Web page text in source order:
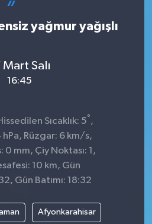
yağmur yağışlı
Mart Salı
16:45
Sıcaklık: 5° ,
hPa, Rüzgar: 6 km/s,
0 mm, Çiy Noktası: 1,
10 km, Gün
Gün Batımı: 18:32
Afyonkarahisar